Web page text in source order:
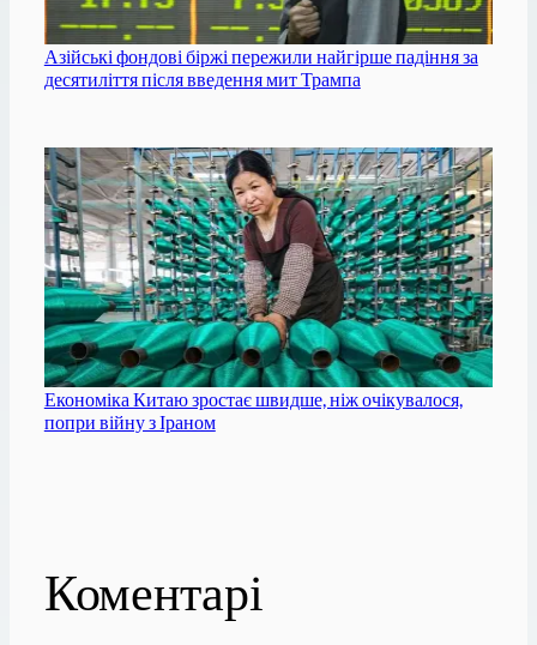
Азійські фондові біржі пережили найгірше падіння за
десятиліття після введення мит Трампа
Економіка Китаю зростає швидше, ніж очікувалося,
попри війну з Іраном
Коментарі